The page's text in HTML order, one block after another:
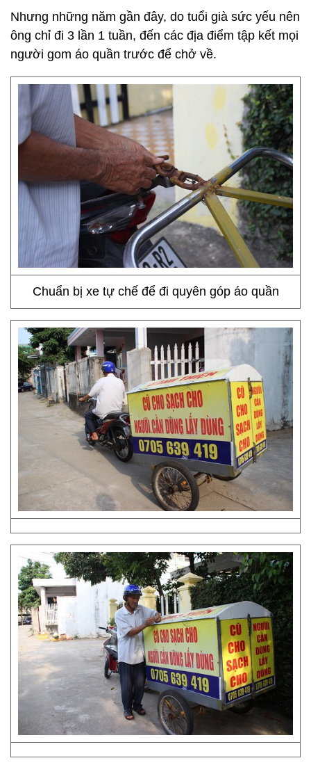
Nhưng những năm gần đây, do tuổi già sức yếu nên
ông chỉ đi 3 lần 1 tuần, đến các địa điểm tập kết mọi
người gom áo quần trước để chở về.
Chuẩn bị xe tự chế để đi quyên góp áo quần